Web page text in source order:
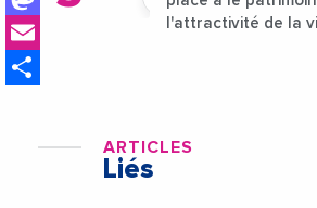
l'attractivité de la
ARTICLES
Liés